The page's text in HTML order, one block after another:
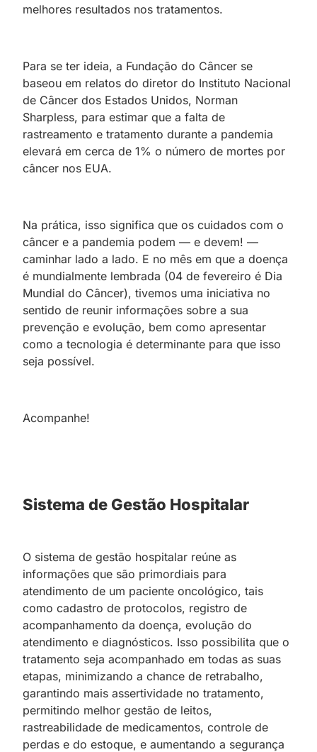
melhores resultados nos tratamentos.
Para se ter ideia, a Fundação do Câncer se
baseou em relatos do diretor do Instituto Nacional
de Câncer dos Estados Unidos, Norman
Sharpless, para estimar que a falta de
rastreamento e tratamento durante a pandemia
elevará em cerca de 1% o número de mortes por
câncer nos EUA.
Na prática, isso significa que os cuidados com o
câncer e a pandemia podem — e devem! —
caminhar lado a lado. E no mês em que a doença
é mundialmente lembrada (04 de fevereiro é Dia
Mundial do Câncer), tivemos uma iniciativa no
sentido de reunir informações sobre a sua
prevenção e evolução, bem como apresentar
como a tecnologia é determinante para que isso
seja possível.
Acompanhe!
Sistema de Gestão Hospitalar
O sistema de gestão hospitalar reúne as
informações que são primordiais para
atendimento de um paciente oncológico, tais
como cadastro de protocolos, registro de
acompanhamento da doença, evolução do
atendimento e diagnósticos. Isso possibilita que o
tratamento seja acompanhado em todas as suas
etapas, minimizando a chance de retrabalho,
garantindo mais assertividade no tratamento,
permitindo melhor gestão de leitos,
rastreabilidade de medicamentos, controle de
perdas e do estoque, e aumentando a segurança